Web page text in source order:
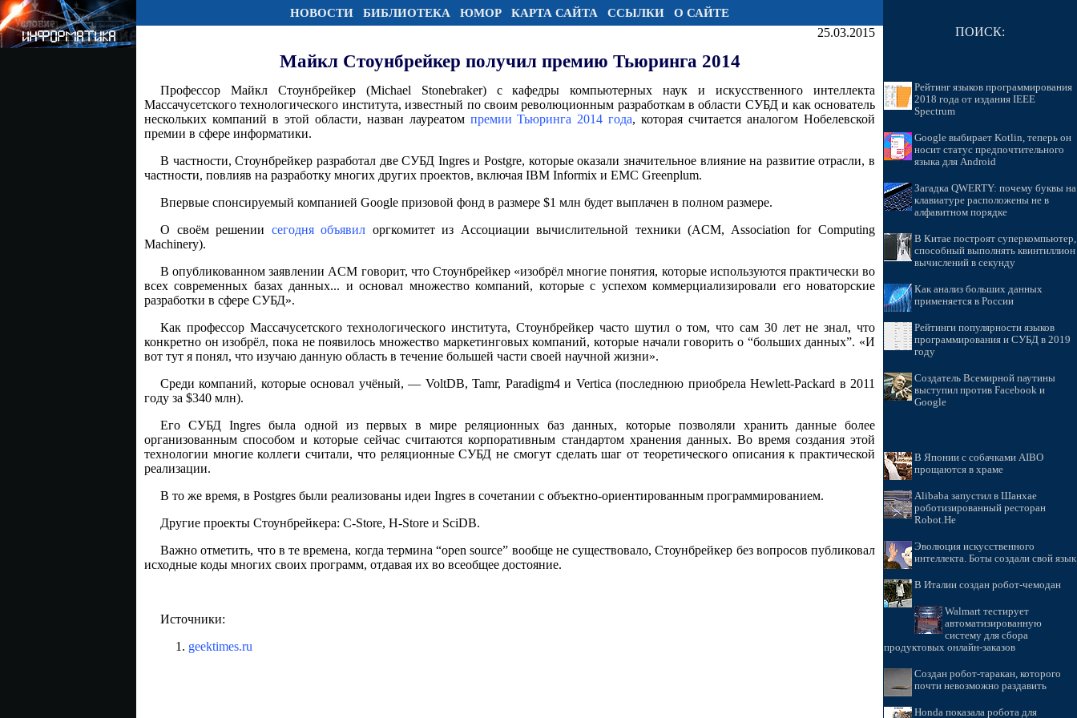
НОВОСТИ БИБЛИОТЕКА ЮМОР КАРТА САЙТА ССЫЛКИ О САЙТЕ
25.03.2015
Майкл Стоунбрейкер получил премию Тьюринга 2014
Профессор Майкл Стоунбрейкер (Michael Stonebraker) с кафедры компьютерных наук и искусственного интеллекта
Массачусетского технологического института, известный по своим революционным разработкам в области СУБД и как основатель
нескольких компаний в этой области, назван лауреатом премии Тьюринга 2014 года, которая считается аналогом Нобелевской
премии в сфере информатики.
В частности, Стоунбрейкер разработал две СУБД Ingres и Postgre, которые оказали значительное влияние на развитие отрасли, в
частности, повлияв на разработку многих других проектов, включая IBM Informix и EMC Greenplum.
Впервые спонсируемый компанией Google призовой фонд в размере $1 млн будет выплачен в полном размере.
О своём решении сегодня объявил оргкомитет из Ассоциации вычислительной техники (ACM, Association for Computing
Machinery).
В опубликованном заявлении ACM говорит, что Стоунбрейкер «изобрёл многие понятия, которые используются практически во
всех современных базах данных... и основал множество компаний, которые с успехом коммерциализировали его новаторские
разработки в сфере СУБД».
Как профессор Массачусетского технологического института, Стоунбрейкер часто шутил о том, что сам 30 лет не знал, что
конкретно он изобрёл, пока не появилось множество маркетинговых компаний, которые начали говорить о “больших данных”. «И
вот тут я понял, что изучаю данную область в течение большей части своей научной жизни».
Среди компаний, которые основал учёный, — VoltDB, Tamr, Paradigm4 и Vertica (последнюю приобрела Hewlett-Packard в 2011
году за $340 млн).
Его СУБД Ingres была одной из первых в мире реляционных баз данных, которые позволяли хранить данные более
организованным способом и которые сейчас считаются корпоративным стандартом хранения данных. Во время создания этой
технологии многие коллеги считали, что реляционные СУБД не смогут сделать шаг от теоретического описания к практической
реализации.
В то же время, в Postgres были реализованы идеи Ingres в сочетании с объектно-ориентированным программированием.
Другие проекты Стоунбрейкера: C-Store, H-Store и SciDB.
Важно отметить, что в те времена, когда термина “open source” вообще не существовало, Стоунбрейкер без вопросов публиковал
исходные коды многих своих программ, отдавая их во всеобщее достояние.
Источники:
geektimes.ru
ПОИСК:
Рейтинг языков программирования
2018 года от издания IEEE
Spectrum
Google выбирает Kotlin, теперь он
носит статус предпочтительного
языка для Android
Загадка QWERTY: почему буквы на
клавиатуре расположены не в
алфавитном порядке
В Китае построят суперкомпьютер,
способный выполнять квинтиллион
вычислений в секунду
Как анализ больших данных
применяется в России
Рейтинги популярности языков
программирования и СУБД в 2019
году
Создатель Всемирной паутины
выступил против Facebook и
Google
В Японии с собачками AIBO
прощаются в храме
Alibaba запустил в Шанхае
роботизированный ресторан
Robot.He
Эволюция искусственного
интеллекта. Боты создали свой язык
В Италии создан робот-чемодан
Walmart тестирует
автоматизированную
систему для сбора
продуктовых онлайн-заказов
Создан робот-таракан, которого
почти невозможно раздавить
Honda показала робота для